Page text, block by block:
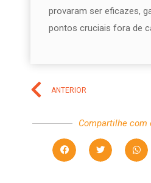
provaram ser eficazes,
pontos cruciais fora de
ANTERIOR
Compartilhe com